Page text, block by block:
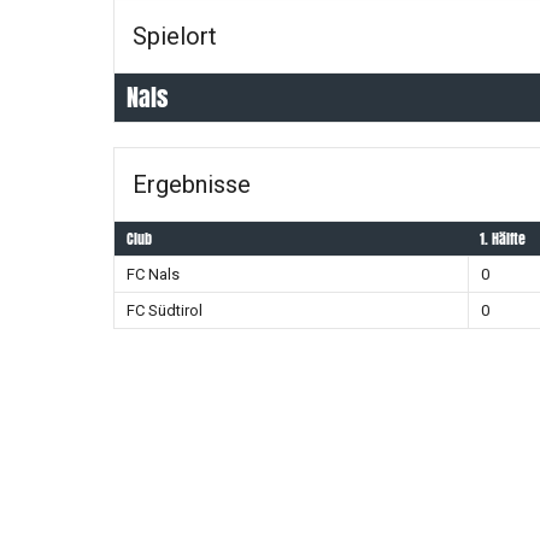
Spielort
Nals
Ergebnisse
Club 1. Hälfte
FC Nals 0
FC Südtirol
0